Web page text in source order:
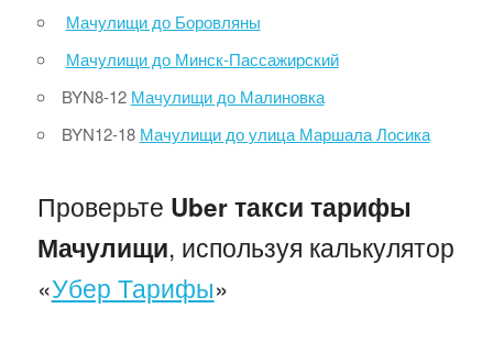
Мачулищи до Боровляны
Мачулищи до Минск-Пассажирский
BYN8-12 Мачулищи до Малиновка
BYN12-18 Мачулищи до улица Маршала Лосика
Проверьте Uber такси тарифы
Мачулищи, используя калькулятор
«Убер Тарифы»